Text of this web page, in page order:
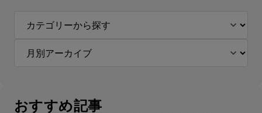
おすすめ記事